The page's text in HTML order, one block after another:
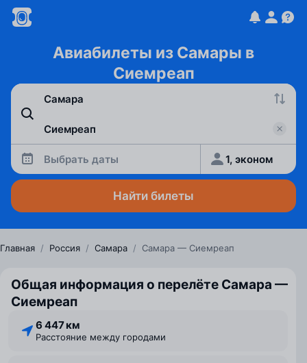
Авиабилеты из Самары в
Сиемреап
Выбрать даты 1, эконом
Найти билеты
Главная / Россия / Самара / Самара — Сиемреап
Общая информация о перелёте Самара —
Сиемреап
6 447 км
Расстояние между городами